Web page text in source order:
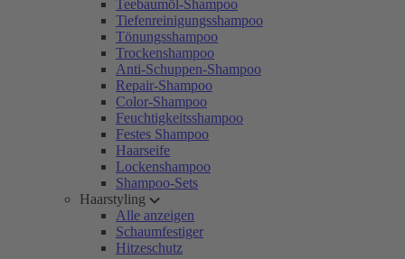
Teebaumöl-Shampoo
Tiefenreinigungsshampoo
Tönungsshampoo
Trockenshampoo
Anti-Schuppen-Shampoo
Repair-Shampoo
Color-Shampoo
Feuchtigkeitsshampoo
Festes Shampoo
Haarseife
Lockenshampoo
Shampoo-Sets
Haarstyling
Alle anzeigen
Schaumfestiger
Hitzeschutz